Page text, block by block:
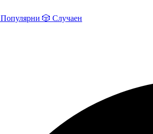
Популярни 🎲 Случаен